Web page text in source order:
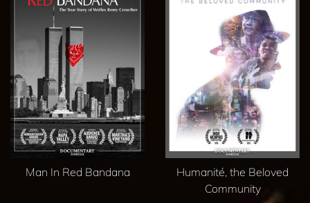
Man In Red Bandana
Humanité, the Beloved
Community